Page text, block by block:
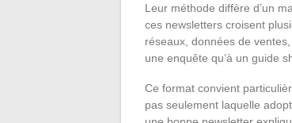
Leur méthode diffère d’un
ces newsletters croisent
réseaux, données de
une enquête qu’à un guide
Ce format convient
pas seulement laquelle